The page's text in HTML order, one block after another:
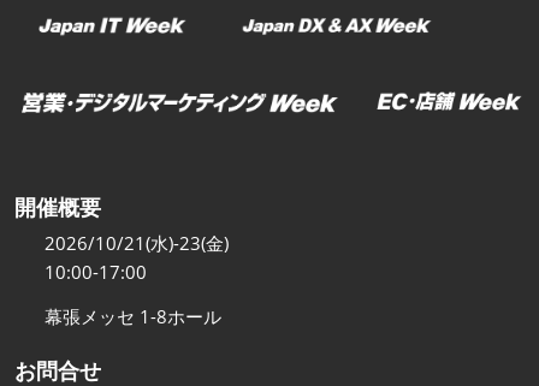
開催概要
2026/10/21(水)-23(金)
10:00-17:00
幕張メッセ 1-8ホール
お問合せ